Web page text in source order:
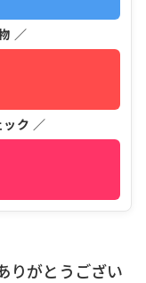
／
ック ／
りがとうござい